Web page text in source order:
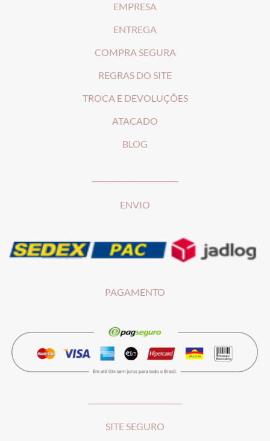
EMPRESA
ENTREGA
COMPRA SEGURA
REGRAS DO SITE
TROCA E DEVOLUÇÕES
ATACADO
BLOG
ENVIO
PAGAMENTO
SITE SEGURO